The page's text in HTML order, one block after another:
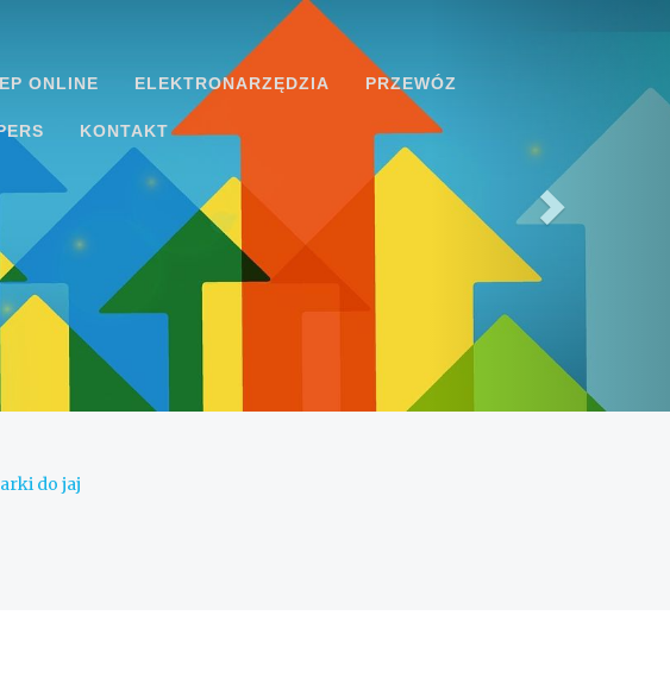
ONLINE ELEKTRONARZĘDZIA PRZEWÓZ
KONTAKT
do jaj